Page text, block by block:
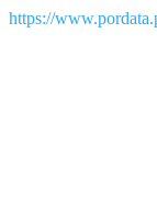
https://